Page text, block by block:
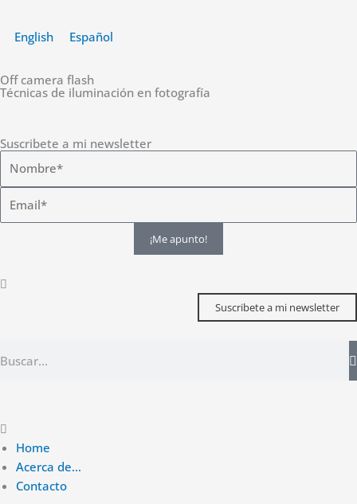
contenido
English Español
Off camera flash
Técnicas de iluminación en fotografía
Suscribete a mi newsletter
¡Me apunto!
Suscribete a mi newsletter
Main
MenuHome
Acerca de…
Contacto